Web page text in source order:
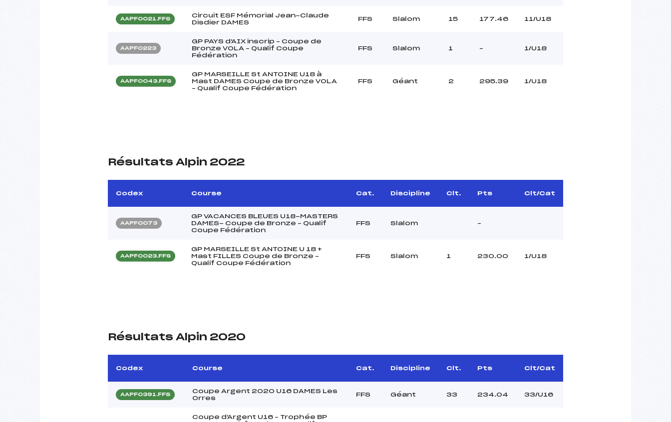
AAPF0021.FFS
Circuit ESF Mémorial Jean-Claude
Disdier DAMES
FFS Slalom 15 177.46 11/U18
AAPF0223
GP PAYS d'AIX inscrip – Coupe de
Bronze VOLA – Qualif Coupe
Fédération
FFS Slalom 1 – 1/U18
AAPF0043.FFS
GP MARSEILLE St ANTOINE U18 à
Mast DAMES Coupe de Bronze VOLA
– Qualif Coupe Fédération
FFS Géant 2 295.39 1/U18
Résultats Alpin 2022
Codex Course Cat. Discipline Clt. Pts Clt/Cat
AAPF0073
GP VACANCES BLEUES U18-MASTERS
DAMES- Coupe de Bronze – Qualif
Coupe Fédération
FFS Slalom –
AAPF0023.FFS
GP MARSEILLE St ANTOINE U 18 +
Mast FILLES Coupe de Bronze –
Qualif Coupe Fédération
FFS Slalom 1 230.00 1/U18
Résultats Alpin 2020
Codex Course Cat. Discipline Clt. Pts Clt/Cat
AAPF0391.FFS
Coupe Argent 2020 U16 DAMES Les
Orres
FFS Géant 33 234.04 33/U16
Coupe d'Argent U16 – Trophée BP